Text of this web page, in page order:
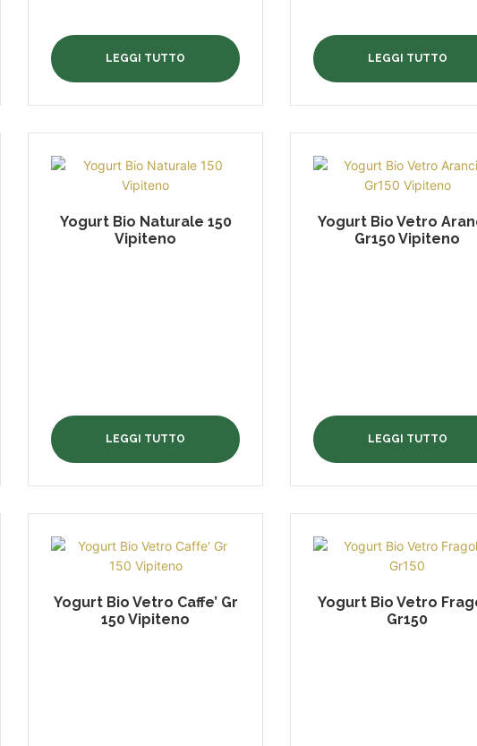
LEGGI TUTTO LEGGI TUTTO
Yogurt Bio Naturale 150
Vipiteno
LEGGI TUTTO
Yogurt Bio Vetro
Gr150 Vipiteno
LEGGI TUTTO
Yogurt Bio Vetro Caffe’ Gr
150 Vipiteno
Yogurt Bio Vetro
Gr150